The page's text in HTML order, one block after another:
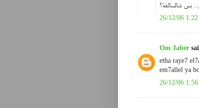
بس شالسالفة؟
26/12/06
Om Jaber
etha raye7
em7allel ya
26/12/06